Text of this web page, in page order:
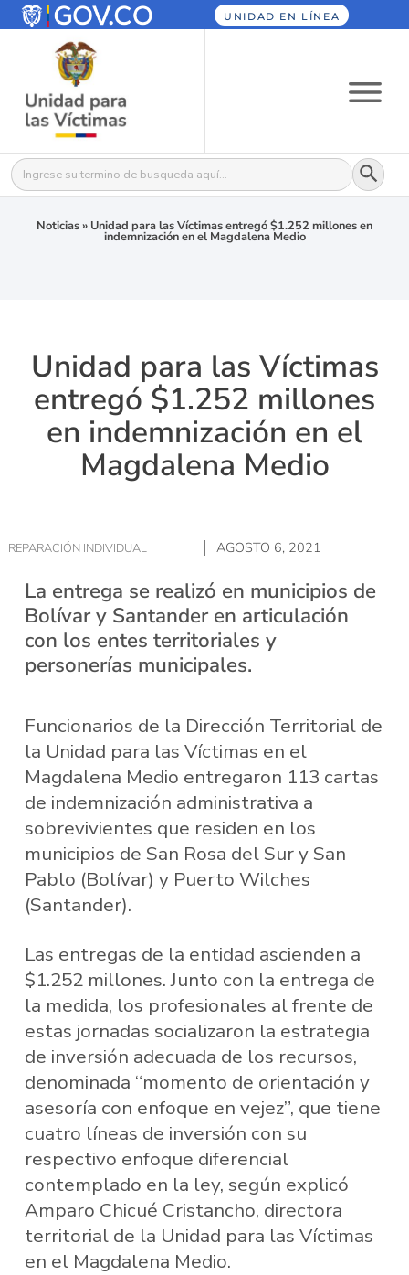
UNIDAD EN LÍNEA
Buscar: Botón
Noticias» Unidad para las Víctimas entregó $1.252 millones en
indemnización en el Magdalena Medio
Unidad para las Víctimas
entregó $1.252 millones
en indemnización en el
Magdalena Medio
REPARACIÓN INDIVIDUAL AGOSTO 6, 2021
La entrega se realizó en municipios de
Bolívar y Santander en articulación
con los entes territoriales y
personerías municipales.
Funcionarios de la Dirección Territorial de
la Unidad para las Víctimas en el
Magdalena Medio entregaron 113 cartas
de indemnización administrativa a
sobrevivientes que residen en los
municipios de San Rosa del Sur y San
Pablo (Bolívar) y Puerto Wilches
(Santander).
Las entregas de la entidad ascienden a
$1.252 millones. Junto con la entrega de
la medida, los profesionales al frente de
estas jornadas socializaron la estrategia
de inversión adecuada de los recursos,
denominada “momento de orientación y
asesoría con enfoque en vejez”, que tiene
cuatro líneas de inversión con su
respectivo enfoque diferencial
contemplado en la ley, según explicó
Amparo Chicué Cristancho, directora
territorial de la Unidad para las Víctimas
en el Magdalena Medio.